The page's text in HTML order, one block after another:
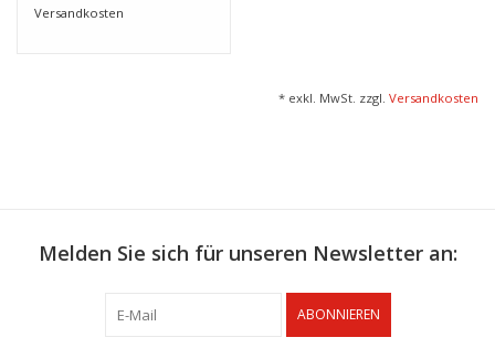
Versandkosten
* exkl. MwSt. zzgl. Versandkosten
Melden Sie sich für unseren Newsletter an:
ABONNIEREN